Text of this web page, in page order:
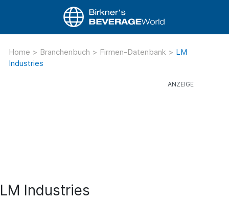
Home > Branchenbuch > Firmen-Datenbank > LM
Industries
LM Industries